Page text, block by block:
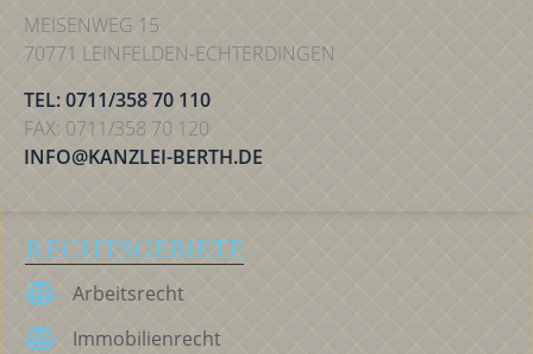
MEISENWEG 15
70771 LEINFELDEN-ECHTERDINGEN
TEL: 0711/358 70 110
FAX: 0711/358 70 120
INFO@KANZLEI-BERTH.DE
RECHTSGEBIETE
Arbeitsrecht
Immobilienrecht